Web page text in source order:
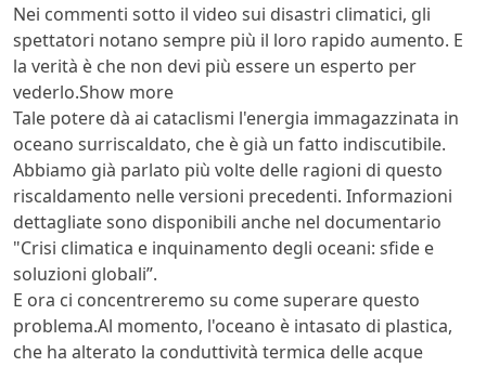
Nei commenti sotto il video sui disastri climatici, gli
spettatori notano sempre più il loro rapido aumento. E
la verità è che non devi più essere un esperto per
vederlo.Show more
Tale potere dà ai cataclismi l'energia immagazzinata in
oceano surriscaldato, che è già un fatto indiscutibile.
Abbiamo già parlato più volte delle ragioni di questo
riscaldamento nelle versioni precedenti. Informazioni
dettagliate sono disponibili anche nel documentario
"Crisi climatica e inquinamento degli oceani: sfide e
soluzioni globali”.
E ora ci concentreremo su come superare questo
problema.Al momento, l'oceano è intasato di plastica,
che ha alterato la conduttività termica delle acque